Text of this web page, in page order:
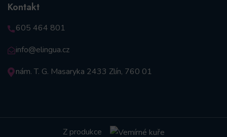
Kontakt
605 464 801
info@elingua.cz
nám. T. G. Masaryka 2433 Zlín, 760 01
Z produkce